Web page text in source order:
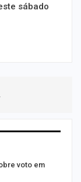
sábado
voto em